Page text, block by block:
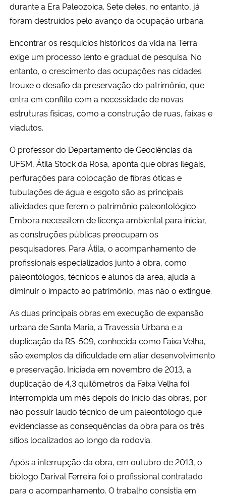
durante a Era Paleozoica. Sete deles, no entanto, já
foram destruídos pelo avanço da ocupação urbana.
Encontrar os resquícios históricos da vida na Terra
exige um processo lento e gradual de pesquisa. No
entanto, o crescimento das ocupações nas cidades
trouxe o desafio da preservação do patrimônio, que
entra em conflito com a necessidade de novas
estruturas físicas, como a construção de ruas, faixas e
viadutos.
O professor do Departamento de Geociências da
UFSM, Átila Stock da Rosa, aponta que obras ilegais,
perfurações para colocação de fibras óticas e
tubulações de água e esgoto são as principais
atividades que ferem o patrimônio paleontológico.
Embora necessitem de licença ambiental para iniciar,
as construções públicas preocupam os
pesquisadores. Para Átila, o acompanhamento de
profissionais especializados junto à obra, como
paleontólogos, técnicos e alunos da área, ajuda a
diminuir o impacto ao patrimônio, mas não o extingue.
As duas principais obras em execução de expansão
urbana de Santa Maria, a Travessia Urbana e a
duplicação da RS-509, conhecida como Faixa Velha,
são exemplos da dificuldade em aliar desenvolvimento
e preservação. Iniciada em novembro de 2013, a
duplicação de 4,3 quilômetros da Faixa Velha foi
interrompida um mês depois do início das obras, por
não possuir laudo técnico de um paleontólogo que
evidenciasse as consequências da obra para os três
sítios localizados ao longo da rodovia.
Após a interrupção da obra, em outubro de 2013, o
biólogo Darival Ferreira foi o profissional contratado
para o acompanhamento. O trabalho consistia em